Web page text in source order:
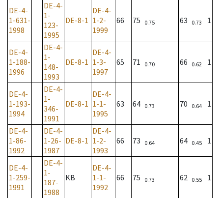
DE-4-
1-631-
1998
DE-4-
1-
123-
1995
DE-8-1
DE-4-
1-2-
1999
66 75 0.75 63 0.73 1
DE-4-
1-188-
1996
DE-4-
1-
148-
1993
DE-8-1
DE-4-
1-3-
1997
65 71 0.70 66 0.62 1
DE-4-
1-193-
1994
DE-4-
1-
346-
1991
DE-8-1
DE-4-
1-1-
1995
63 64 0.73 70 0.64 1
DE-4-
1-86-
1992
DE-4-
1-26-
1987
DE-8-1
DE-4-
1-2-
1993
66 73 0.64 64 0.45 1
DE-4-
1-259-
1991
DE-4-
1-
187-
1988
KB
DE-4-
1-1-
1992
66 75 0.73 62 0.55 1